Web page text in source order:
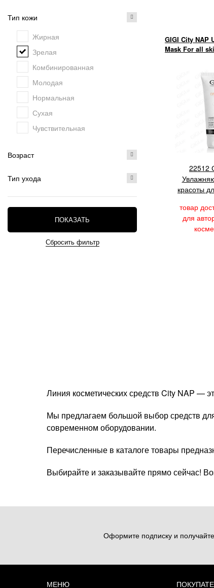
Тип кожи
Жирная
Зрелая
Комбинированная
Молодая
Нормальная
Сухая
Чувствительная
Возраст
Тип ухода
ПОКАЗАТЬ
GIGI City NAP
Mask For all
22512
красоты
товар
для
Линия косметических средств City NAP —
Мы предлагаем большой выбор средств
современном оборудовании.
Перечисленные в каталоге товары
Выбирайте и заказывайте прямо сейчас!
Оформите подписку и
МЕНЮ